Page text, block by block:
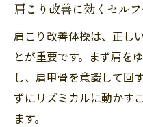
肩こり改善に効くセル
肩こり改善体操は、正し
とが重要です。まず肩を
し、肩甲骨を意識して回
ずにリズミカルに動かす
ます。